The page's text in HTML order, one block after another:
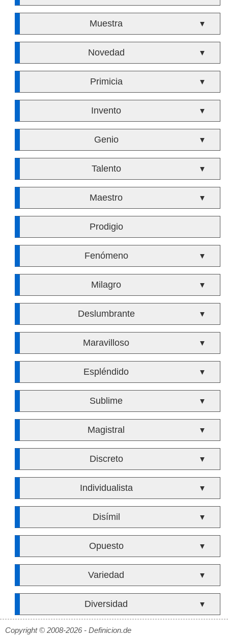
Muestra ▼
Novedad ▼
Primicia ▼
Invento ▼
Genio ▼
Talento ▼
Maestro ▼
Prodigio
Fenómeno ▼
Milagro ▼
Deslumbrante ▼
Maravilloso ▼
Espléndido ▼
Sublime ▼
Magistral ▼
Discreto ▼
Individualista ▼
Disímil ▼
Opuesto ▼
Variedad ▼
Diversidad ▼
Copyright © 2008-2026 - Definicion.de